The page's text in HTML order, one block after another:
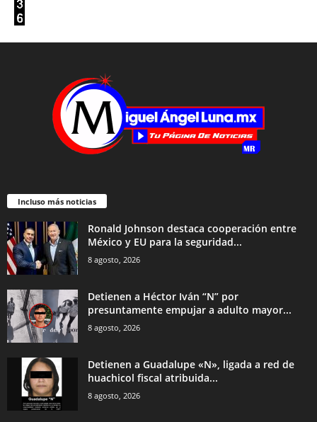
Incluso más noticias
Ronald Johnson destaca cooperación entre
México y EU para la seguridad...
8 agosto, 2026
Detienen a Héctor Iván “N” por
presuntamente empujar a adulto mayor...
8 agosto, 2026
Detienen a Guadalupe «N», ligada a red de
huachicol fiscal atribuida...
8 agosto, 2026